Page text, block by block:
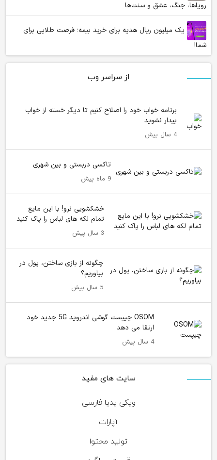
رویاها، جنگ، عشق و سنت‌ها
یک میلیون ریال هدیه برای خرید بیمه؛ فرصت طلایی برای
شما!
از سراسر وب
برنامه خواب خود را اصلاح کنیم تا دیگر خسته از خواب
بیدار نشوید
4 سال پیش
تاکسی دربستی و بین شهری
9 ماه پیش
خشکشویی نرو! با این مایع
تمام لکه های لباس را پاک کنید
3 سال پیش
چگونه از بازی ساختن، پول در
بیاوریم؟
5 سال پیش
OSOM چیپست گوشی اندروید 5G جدید خود
ارتقا می دهد
4 سال پیش
سایت های مفید
ویکی پدیا فارسی
آپارات
تولید محتوا